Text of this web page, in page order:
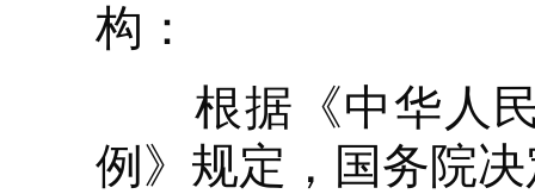
构：
根据《中华人民
例》规定，国务院